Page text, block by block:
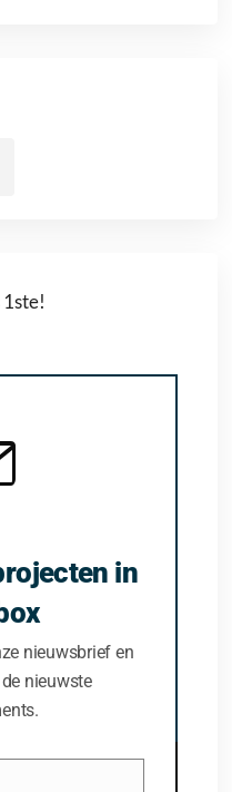
in
nieuwsbrief en
nieuwste